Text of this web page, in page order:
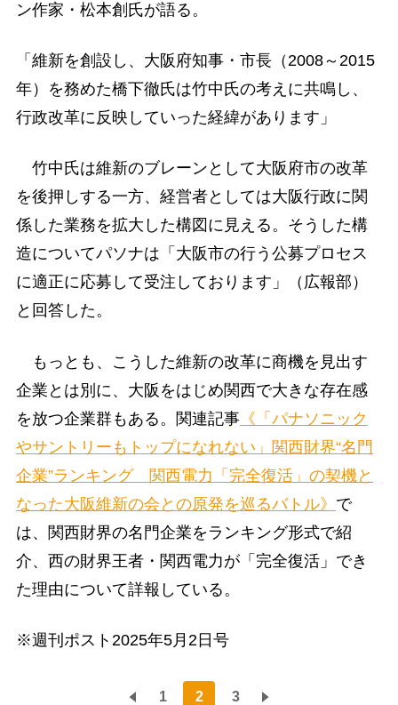
ン作家・松本創氏が語る。
「維新を創設し、大阪府知事・市長（2008～2015
年）を務めた橋下徹氏は竹中氏の考えに共鳴し、
行政改革に反映していった経緯があります」
竹中氏は維新のブレーンとして大阪府市の改革
を後押しする一方、経営者としては大阪行政に関
係した業務を拡大した構図に見える。そうした構
造についてパソナは「大阪市の行う公募プロセス
に適正に応募して受注しております」（広報部）
と回答した。
もっとも、こうした維新の改革に商機を見出す
企業とは別に、大阪をはじめ関西で大きな存在感
を放つ企業群もある。関連記事《「パナソニック
やサントリーもトップになれない」関西財界“名門
企業”ランキング 関西電力「完全復活」の契機と
なった大阪維新の会との原発を巡るバトル》 で
は、関西財界の名門企業をランキング形式で紹
介、西の財界王者・関西電力が「完全復活」でき
た理由について詳報している。
※週刊ポスト2025年5月2日号
1 2 3